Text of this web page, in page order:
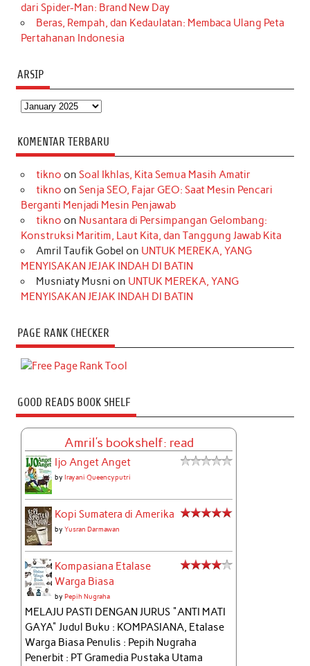
dari Spider-Man: Brand New Day
Beras, Rempah, dan Kedaulatan: Membaca Ulang Peta
Pertahanan Indonesia
ARSIP
Arsip
KOMENTAR TERBARU
tikno on Soal Ikhlas, Kita Semua Masih Amatir
tikno on Senja SEO, Fajar GEO: Saat Mesin Pencari
Berganti Menjadi Mesin Penjawab
tikno on Nusantara di Persimpangan Gelombang:
Konstruksi Maritim, Laut Kita, dan Tanggung Jawab Kita
Amril Taufik Gobel on UNTUK MEREKA, YANG
MENYISAKAN JEJAK INDAH DI BATIN
Musniaty Musni on UNTUK MEREKA, YANG
MENYISAKAN JEJAK INDAH DI BATIN
PAGE RANK CHECKER
GOOD READS BOOK SHELF
Amril's bookshelf: read
Ijo Anget Anget
byIrayani Queencyputri
Kopi Sumatera di Amerika
byYusran Darmawan
Kompasiana Etalase
Warga Biasa
byPepih Nugraha
MELAJU PASTI DENGAN JURUS "ANTI MATI
GAYA" Judul Buku : KOMPASIANA, Etalase
Warga Biasa Penulis : Pepih Nugraha
Penerbit : PT Gramedia Pustaka Utama